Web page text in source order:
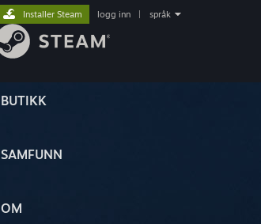
BUTIKK
SAMFUNN
OM
Installer Steam logg inn språk